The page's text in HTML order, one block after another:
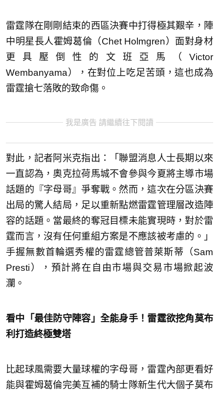
雷霆隊在剛剛結束的西區決賽中打得極其艱辛，陣
中明星長人霍姆葛倫（Chet Holmgren）面對身材
更具壓倒性的文班亞馬（Victor
Wembanyama），在對位上吃足苦頭，這也成為
雷霆搶七落敗的致命傷。
我是廣告 請繼續往下閱讀
對此，記者阿米克指出：「聯盟消息人士長期以來
一直認為，奧克拉荷馬城不會參與今夏將主導市場
話題的『字母哥』爭奪戰。然而，這次在分區決賽
出局的驚人結局，足以重新點燃雷霆管理層改造陣
容的話題。當最終的奪冠目標未能實現時，對於雷
霆而言，沒有任何重組方案是不應該被考慮的。」
手握無數首輪選秀權的雷霆總管普萊斯蒂（Sam
Presti），預計將在自由市場與交易市場掀起波
瀾。
看中「最佳防守陣容」全能身手！雷霆欲挖角莫布
利打造終極雙塔
比起球風需要大量球權的字母哥，雷霆內部更看好
能與霍姆葛倫完美互補的騎士隊新生代大個子莫布